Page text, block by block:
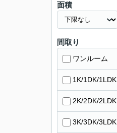
面積
間取り
ワンルーム
1K/1DK/1LDK
2K/2DK/2LDK
3K/3DK/3LDK